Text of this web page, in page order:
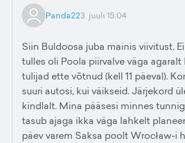
Panda223. juuli 15:04
Siin Buldoosa juba mainis viivitust.
tulles oli Poola piirvalve väga
tulijad ette võtnud (kell 11 päeval).
suuri autosi, kui väikseid. Järjekord
kindlalt. Mina pääsesi minnes
tasub ajaga ikka väga lahkelt
päev varem Saksa poolt Wrocław-i